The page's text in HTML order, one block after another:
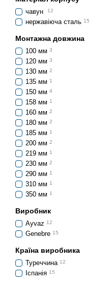
чавун 12
нержавіюча сталь 15
Монтажна довжина
100 мм 3
120 мм 3
130 мм 2
135 мм 1
150 мм 4
158 мм 1
160 мм 2
180 мм 2
185 мм 1
200 мм 2
219 мм 1
230 мм 2
290 мм 1
310 мм 1
350 мм 1
Виробник
Ayvaz 12
Genebre 15
Країна виробника
Туреччина 12
Іспанія 15